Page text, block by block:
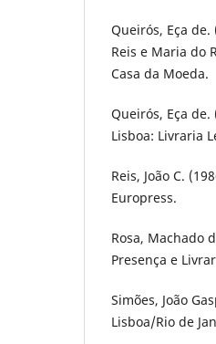
Queirós, Eça de.
Reis e Maria do
Casa da Moeda.
Queirós, Eça
Lisboa: Livraria
Reis, João C.
Europress.
Rosa, Machado
Presença e
Simões, João
Lisboa/Rio de